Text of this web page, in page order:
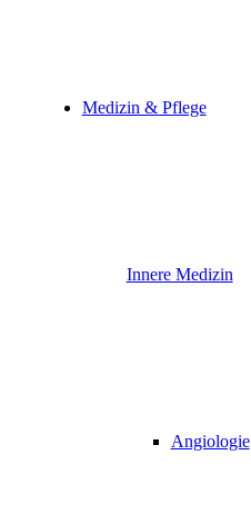
Medizin & Pflege
Innere Medizin
Angiologie